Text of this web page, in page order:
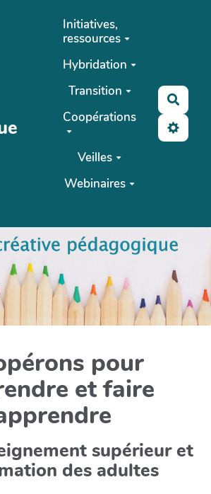
Initiatives,
ressources
Hybridation
Transition
Coopérations
Veilles
Webinaires
pour
et faire
supérieur et
des adultes